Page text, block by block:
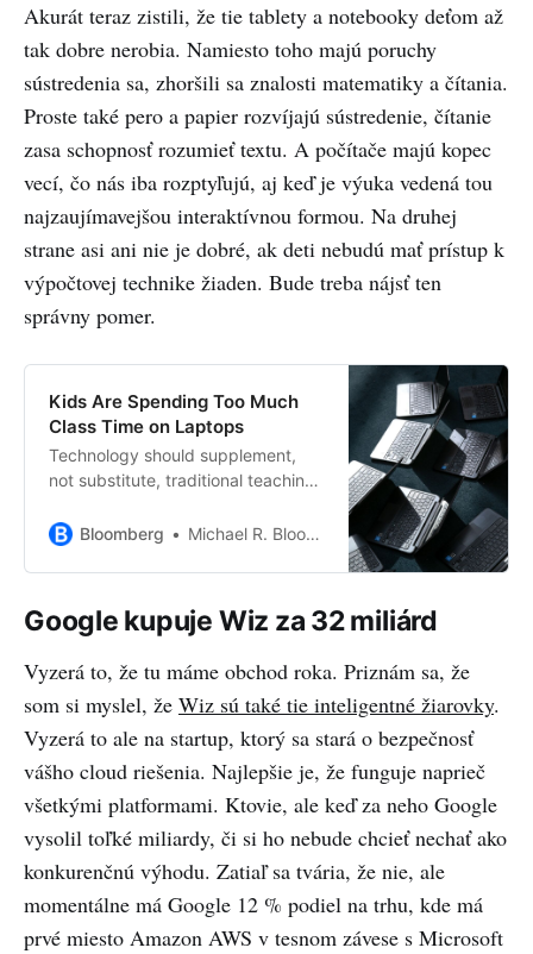
Akurát teraz zistili, že tie tablety a notebooky deťom až
tak dobre nerobia. Namiesto toho majú poruchy
sústredenia sa, zhoršili sa znalosti matematiky a čítania.
Proste také pero a papier rozvíjajú sústredenie, čítanie
zasa schopnosť rozumieť textu. A počítače majú kopec
vecí, čo nás iba rozptyľujú, aj keď je výuka vedená tou
najzaujímavejšou interaktívnou formou. Na druhej
strane asi ani nie je dobré, ak deti nebudú mať prístup k
výpočtovej technike žiaden. Bude treba nájsť ten
správny pomer.
Kids Are Spending Too Much
Class Time on Laptops
Technology should supplement,
not substitute, traditional teaching
Bloomberg
Michael R. Bloomberg
Google kupuje Wiz za 32 miliárd
Vyzerá to, že tu máme obchod roka. Priznám sa, že
som si myslel, že Wiz sú také tie inteligentné žiarovky.
Vyzerá to ale na startup, ktorý sa stará o bezpečnosť
vášho cloud riešenia. Najlepšie je, že funguje naprieč
všetkými platformami. Ktovie, ale keď za neho Google
vysolil toľké miliardy, či si ho nebude chcieť nechať ako
konkurenčnú výhodu. Zatiaľ sa tvária, že nie, ale
momentálne má Google 12 % podiel na trhu, kde má
prvé miesto Amazon AWS v tesnom závese s Microsoft